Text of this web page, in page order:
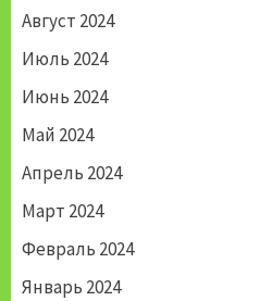
Август 2024
Июль 2024
Июнь 2024
Май 2024
Апрель 2024
Март 2024
Февраль 2024
Январь 2024